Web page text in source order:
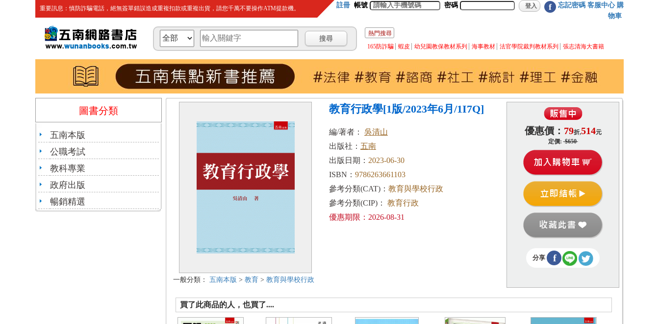
重要訊息：慎防詐騙電話，絕無簽單錯誤造成重複扣款或重複出貨，請您千萬不要操作ATM提款機。 註冊 帳號 密碼 f 忘記密碼 客服中心 購
物車
熱門搜尋
165防詐騙
蝦皮 幼兒園教保教材系列 海事教材 法官學院裁判教材系列 張志清海大書籍
圖書分類
五南本版
公職考試
教科專業
政府出版
暢銷精選
一般分類： 五南本版 > 教育 > 教育與學校行政
教育行政學[1版/2023年6月/1I7Q]
編/著者： 吳清山
出版社： 五南
出版日期： 2023-06-30
ISBN： 9786263661103
參考分類(CAT)： 教育與學校行政
參考分類(CIP)：
教育行政
優惠期限：2026-08-31
優惠價： 79折,514元
定價:$650
分享 f
買了此商品的人，也買了....